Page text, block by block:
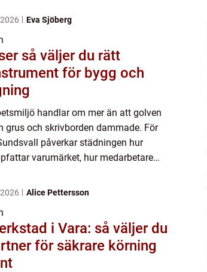
Eva Sjöberg
du rätt
för bygg och
handlar om mer än att golven
grus och skrivborden dammade. För
påverkar städningen hur
varumärket, hur medarbetare
företagsstä...
Alice Pettersson
i Vara: så väljer du
för säkrare körning